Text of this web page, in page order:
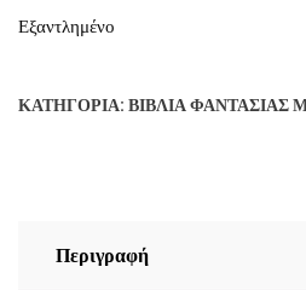
Εξαντλημένο
ΚΑΤΗΓΟΡΊΑ: ΒΙΒΛΊΑ ΦΑΝΤΑΣΊΑΣ
Περιγραφή